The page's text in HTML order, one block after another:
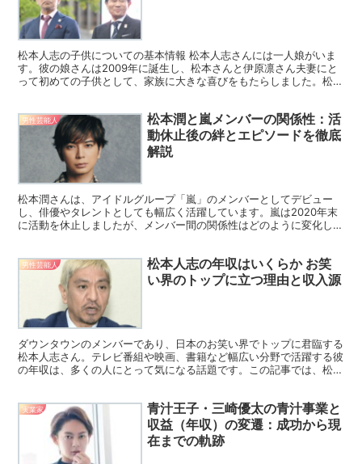
松本人志の子供についての基本情報 松本人志さんには一人娘がいま
す。彼の娘さんは2009年に誕生し、松本さんと伊原凛さん夫妻にと
って初めての子供として、家族に大きな喜びをもたらしました。松本
男性芸能人
松本潤と嵐メンバーの関係性：活
動休止後の絆とエピソードを徹底
解説
松本潤さんは、アイドルグループ「嵐」のメンバーとしてデビュー
し、俳優やタレントとしても幅広く活躍しています。嵐は2020年末
に活動を休止しましたが、メンバー間の関係性はどのように変化した
男性芸能人
松本人志の年収はいくらか お笑
い界のトップに立つ理由と収入源
ダウンタウンのメンバーであり、日本のお笑い界でトップに君臨する
松本人志さん。テレビ番組や映画、書籍など幅広い分野で活躍する彼
の年収は、多くの人にとって気になる話題です。この記事では、松本
実業家
青汁王子・三崎優太の青汁事業と
収益（年収）の変遷：成功から現
在までの軌跡